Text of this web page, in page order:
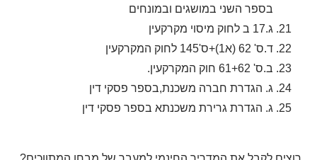
בספר השני במושגים ובמונחים
ג.17 ב לחוק מיסוי מקרקעין
ד.ס' 62 (א1)+ס'145 לחוק המקרקעין
ב.ס' 61+62 חוק המקרקעין.
ג. הגדרת חברה משכנת,בספר פסקי דין
ג. הגדרת גרירת משכנתא בספר פסקי דין